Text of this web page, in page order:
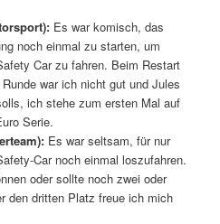
Es war komisch, das
noch einmal zu starten, um
Car zu fahren. Beim Restart
war ich nicht gut und Jules
ich stehe zum ersten Mal auf
Serie.
Es war seltsam, für nur
Car noch einmal loszufahren.
oder sollte noch zwei oder
den dritten Platz freue ich mich